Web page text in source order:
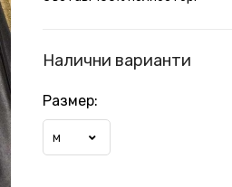
Налични варианти
Размер:
M